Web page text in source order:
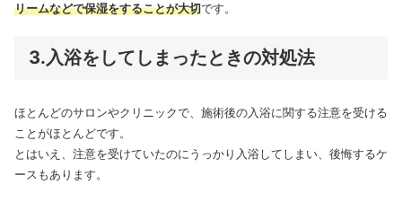
リームなどで保湿をすることが大切です。
3.入浴をしてしまったときの対処法
ほとんどのサロンやクリニックで、施術後の入浴に関する注意を受ける
ことがほとんどです。
とはいえ、注意を受けていたのにうっかり入浴してしまい、後悔するケ
ースもあります。